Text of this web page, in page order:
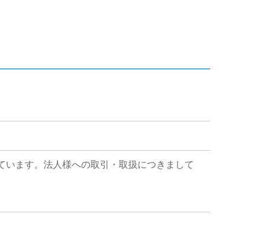
ます。法人様への取引・取扱につきまして